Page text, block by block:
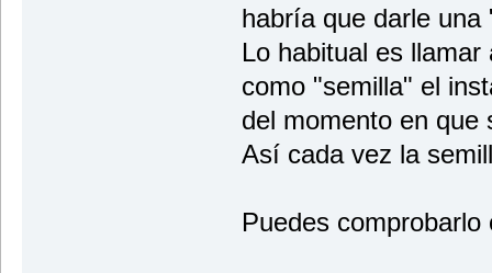
habría que darle una
Lo habitual es
como "semilla" el
del momento en que
Así cada vez la
Puedes